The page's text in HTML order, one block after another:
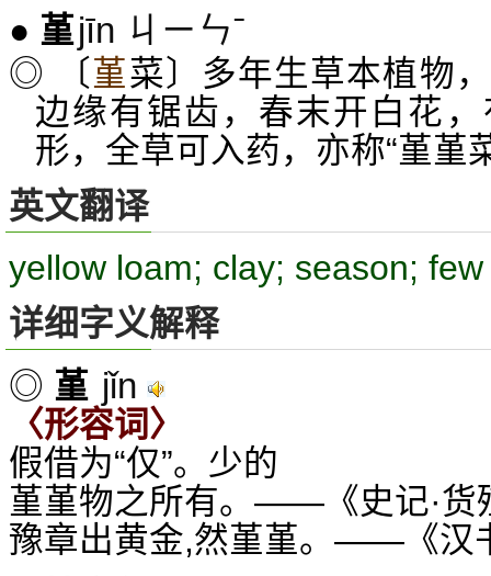
● 堇jīn ㄐㄧㄣˉ
◎ 〔堇菜〕多年生草本植物
边缘有锯齿，春末开白花
形，全草可入药，亦称“堇堇
英文翻译
yellow loam; clay; season; few
详细字义解释
◎ 堇 jǐn
〈形容词〉
假借为“仅”。少的
堇堇物之所有。——《史记·货
豫章出黄金,然堇堇。——《汉